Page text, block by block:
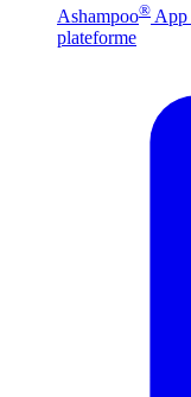
Ashampoo® App
plateforme